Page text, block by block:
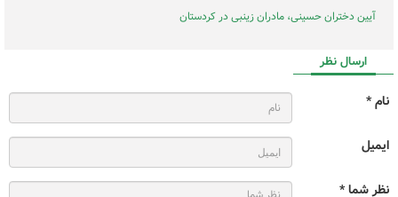
آیین دختران حسینی، مادران زینبی در کردستان
ارسال نظر
نام *
ایمیل
نظر شما *